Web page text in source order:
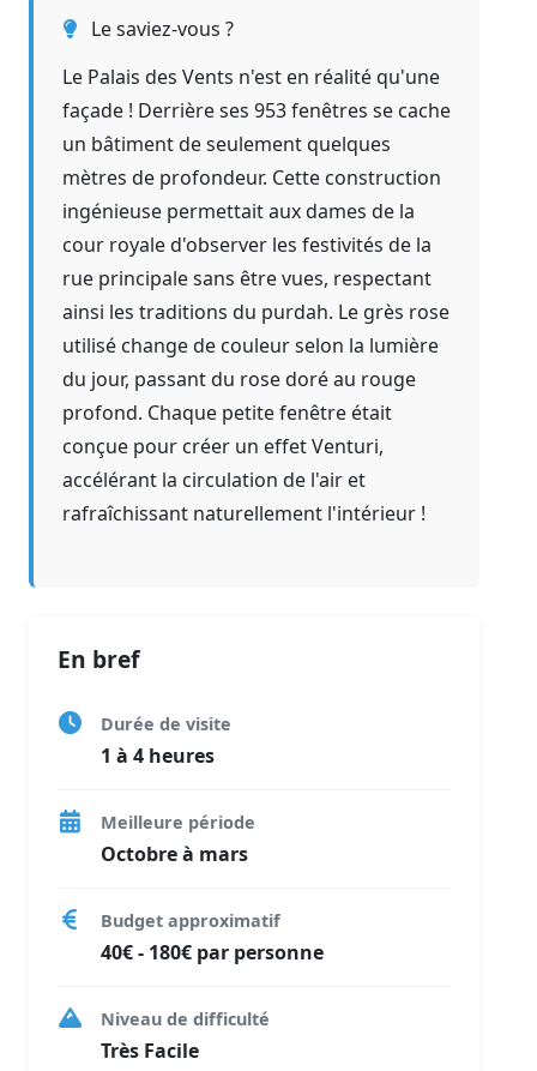
Le saviez-vous ?
Le Palais des Vents n'est en réalité qu'une
façade ! Derrière ses 953 fenêtres se cache
un bâtiment de seulement quelques
mètres de profondeur. Cette construction
ingénieuse permettait aux dames de la
cour royale d'observer les festivités de la
rue principale sans être vues, respectant
ainsi les traditions du purdah. Le grès rose
utilisé change de couleur selon la lumière
du jour, passant du rose doré au rouge
profond. Chaque petite fenêtre était
conçue pour créer un effet Venturi,
accélérant la circulation de l'air et
rafraîchissant naturellement l'intérieur !
En bref
Durée de visite
1 à 4 heures
Meilleure période
Octobre à mars
Budget approximatif
40€ - 180€ par personne
Niveau de difficulté
Très Facile